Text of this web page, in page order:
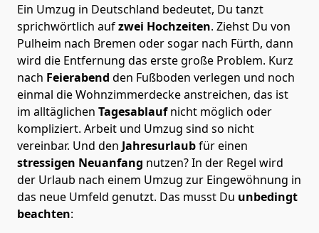
Ein Umzug in Deutschland bedeutet, Du tanzt
sprichwörtlich aufzwei Hochzeiten. Ziehst Du von
Pulheim nach Bremen oder sogar nach Fürth, dann
wird die Entfernung das erste große Problem. Kurz
nach Feierabend den Fußboden verlegen und noch
einmal die Wohnzimmerdecke anstreichen, das ist
im alltäglichen Tagesablaufnicht möglich oder
kompliziert. Arbeit und Umzug sind so nicht
vereinbar. Und den Jahresurlaubfür einen
stressigen Neuanfang nutzen? In der Regel wird
der Urlaub nach einem Umzug zur Eingewöhnung in
das neue Umfeld genutzt. Das musst Du unbedingt
beachten: